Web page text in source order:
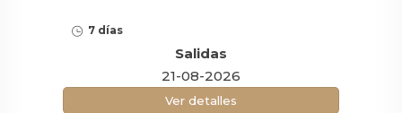
7 días
Salidas
21-08-2026
Ver detalles